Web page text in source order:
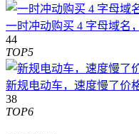
一时冲动购买 4 字母域名
44
TOP5
新规电动车，速度慢了价
38
TOP6